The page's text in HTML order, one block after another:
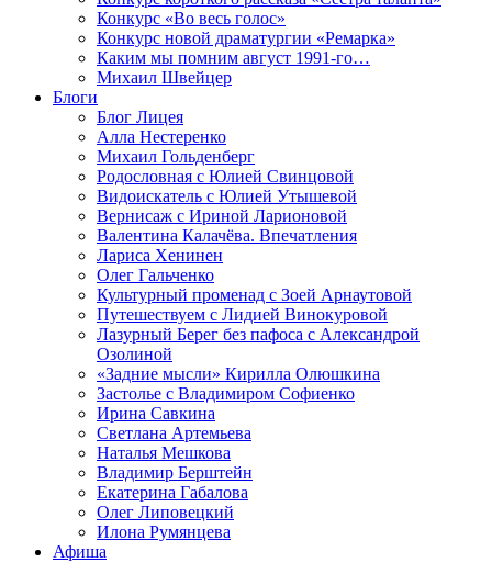
Конкурс «Во весь голос»
Конкурс новой драматургии «Ремарка»
Каким мы помним август 1991-го…
Михаил Швейцер
Блоги
Блог Лицея
Алла Нестеренко
Михаил Гольденберг
Родословная с Юлией Свинцовой
Видоискатель с Юлией Утышевой
Вернисаж с Ириной Ларионовой
Валентина Калачёва. Впечатления
Лариса Хенинен
Олег Гальченко
Культурный променад с Зоей Арнаутовой
Путешествуем с Лидией Винокуровой
Лазурный Берег без пафоса с Александрой
Озолиной
«Задние мысли» Кирилла Олюшкина
Застолье с Владимиром Софиенко
Ирина Савкина
Светлана Артемьева
Наталья Мешкова
Владимир Берштейн
Екатерина Габалова
Олег Липовецкий
Илона Румянцева
Афиша